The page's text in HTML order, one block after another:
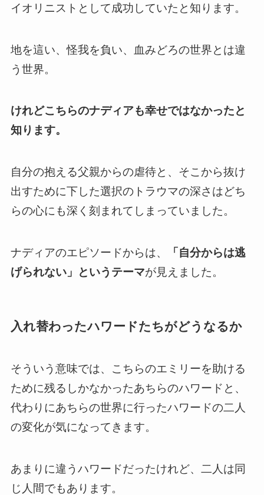
イオリニストとして成功していた と知ります。
地を這い、怪我を負い、血みどろの世界とは違
う世界。
けれどこちらのナディアも幸せではなかったと
知ります。
自分の抱える父親からの虐待と、そこから抜け
出すために下した選択のトラウマの深さはどち
らの心にも深く刻まれてしまっていました。
ナディアのエピソードからは、
「自分からは逃
げられない」というテーマが見えました。
入れ替わったハワードたちがどうなるか
そういう意味では、 こちらのエミリーを助ける
ために残るしかなかったあちらのハワードと、
代わりにあちらの世界に行ったハワードの二人
の変化が気になってきます。
あまりに違うハワードだったけれど、二人は同
じ人間でもあります。